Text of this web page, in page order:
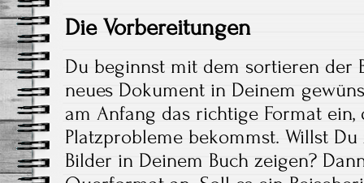
Die Vorbereitungen
Du beginnst mit dem sortieren der
neues Dokument in Deinem
am Anfang das richtige Format
Platzprobleme bekommst. Willst
Bilder in Deinem Buch zeigen?